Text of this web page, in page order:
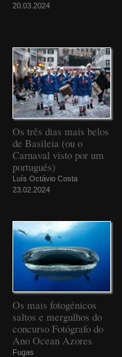
20.03.2024
Os três dias mais belos
de Basileia (ou o
Carnaval visto por um
português)
Luís Octávio Costa
23.02.2024
Os mais fotogénicos
saltos e mergulhos do
concurso Fotógrafo do
Ano Ocean Azores
Fugas